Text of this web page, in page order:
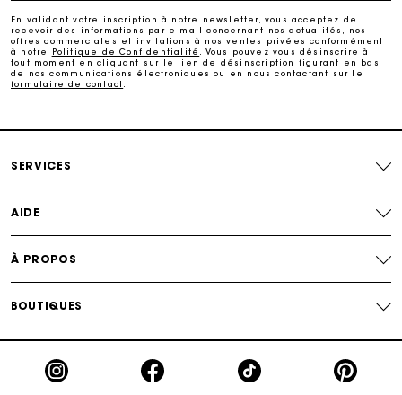
cadeau parfait
Livraison à domicile offerte sous 2 jours ouvrés
Carte Cadeau Maje : la meilleure façon d'offrir le
En validant votre inscription à notre newsletter, vous acceptez de
recevoir des informations par e-mail concernant nos actualités, nos
offres commerciales et invitations à nos ventes privées conformément
à notre
Politique de Confidentialité
. Vous pouvez vous désinscrire à
tout moment en cliquant sur le lien de désinscription figurant en bas
de nos communications électroniques ou en nous contactant sur le
formulaire de contact
SERVICES
AIDE
À PROPOS
BOUTIQUES